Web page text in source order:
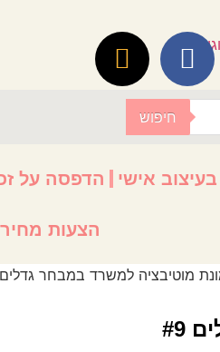
חיפוש
אישי הדפסה על
הצעות מחיר
מוטיבציה למשרד במבחר גדלים #9